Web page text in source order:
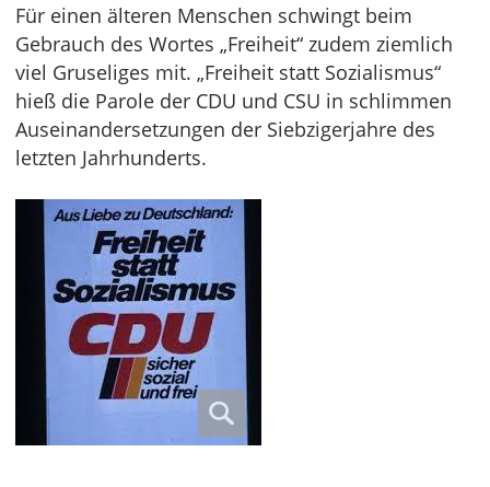
Für einen älteren Menschen schwingt beim
Gebrauch des Wortes „Freiheit“ zudem ziemlich
viel Gruseliges mit. „Freiheit statt Sozialismus“
hieß die Parole der CDU und CSU in schlimmen
Auseinandersetzungen der Siebzigerjahre des
letzten Jahrhunderts.